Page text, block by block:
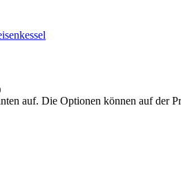
auf. Die Optionen können auf der